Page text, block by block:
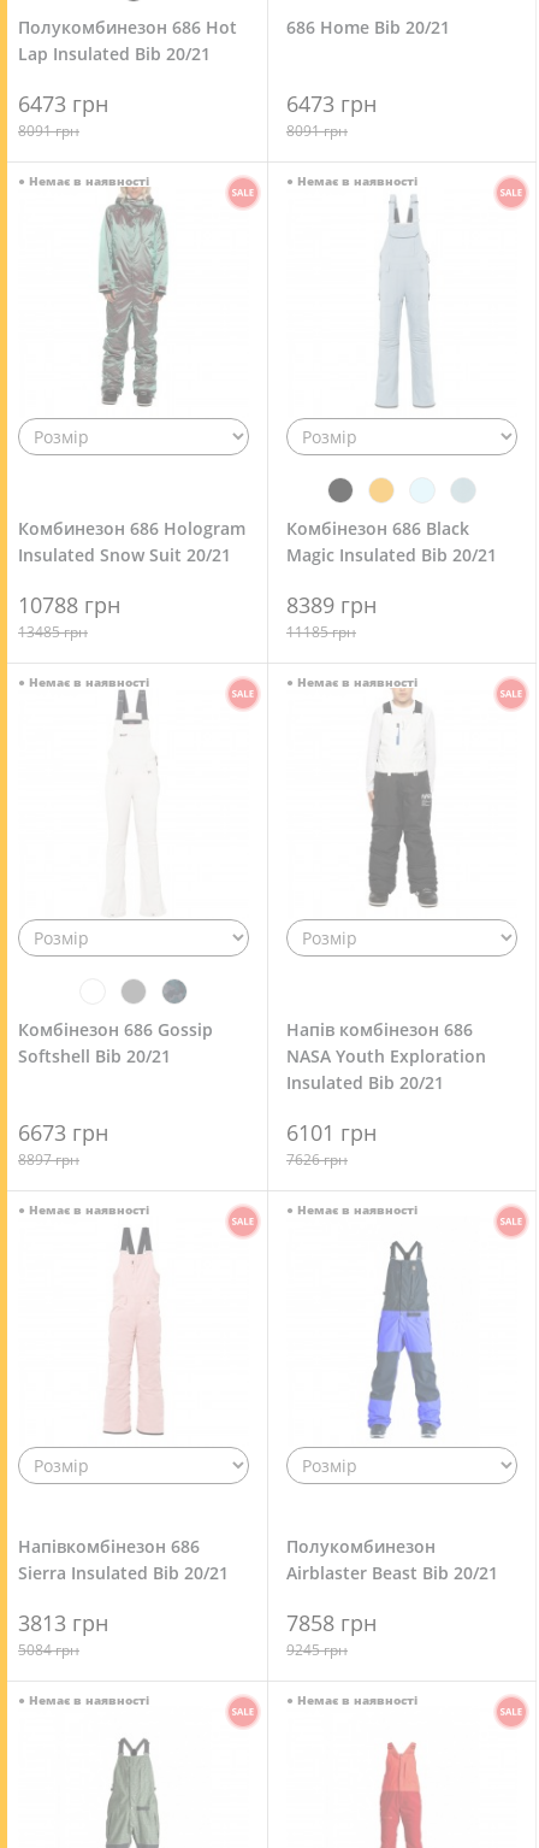
Полукомбинезон 686 Hot
Lap Insulated Bib 20/21
6473 грн
8091 грн
686 Home Bib 20/21
6473 грн
8091 грн
● Немає в наявності
Комбинезон 686 Hologram
Insulated Snow Suit 20/21
10788 грн
13485 грн
● Немає в наявності
Комбінезон 686 Black
Magic Insulated Bib 20/21
8389 грн
11185 грн
● Немає в наявності
Комбінезон 686 Gossip
Softshell Bib 20/21
6673 грн
8897 грн
● Немає в наявності
Напів комбінезон 686
NASA Youth Exploration
Insulated Bib 20/21
6101 грн
7626 грн
● Немає в наявності
Напівкомбінезон 686
Sierra Insulated Bib 20/21
3813 грн
5084 грн
● Немає в наявності
Полукомбинезон
Airblaster Beast Bib 20/21
7858 грн
9245 грн
● Немає в наявності ● Немає в наявності